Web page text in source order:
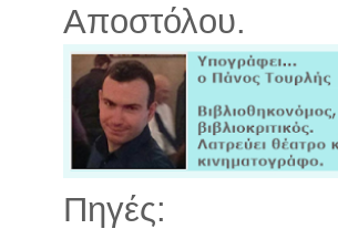
Αποστόλου.
Πηγές: